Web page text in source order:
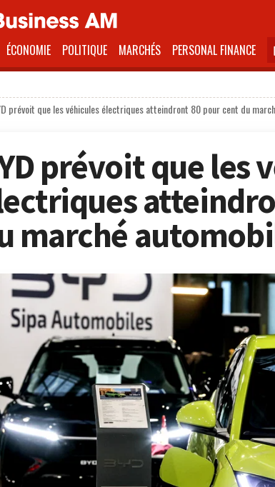
ÉCONOMIE POLITIQUE MARCHÉS PERSONAL FINANCE
prévoit que les véhicules électriques atteindront 80 pour cent du
prévoit que les
marché